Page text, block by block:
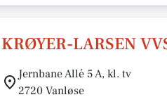
KRØYER-LARSEN
Jernbane Allé 5 A, kl. tv
2720 Vanløse